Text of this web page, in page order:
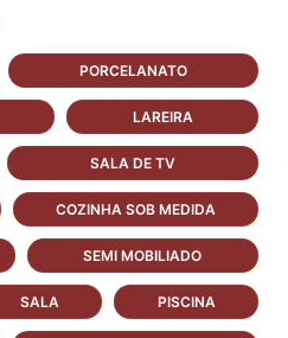
PORCELANATO
LAREIRA
SALA DE TV
COZINHA SOB MEDIDA
SEMI MOBILIADO
SALA PISCINA